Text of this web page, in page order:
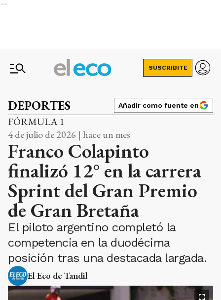
Ads
SUSCRIBITE
DEPORTES Añadir como fuente en
FÓRMULA 1
4 de julio de 2026 | hace un mes
Franco Colapinto
finalizó 12° en la carrera
Sprint del Gran Premio
de Gran Bretaña
El piloto argentino completó la
competencia en la duodécima
posición tras una destacada largada.
El Eco de Tandil